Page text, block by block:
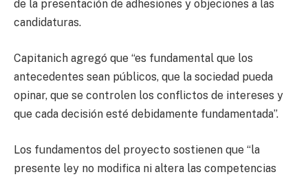
de la presentación de adhesiones y objeciones a las
candidaturas.
Capitanich agregó que “es fundamental que los
antecedentes sean públicos, que la sociedad pueda
opinar, que se controlen los conflictos de intereses y
que cada decisión esté debidamente fundamentada”.
Los fundamentos del proyecto sostienen que “la
presente ley no modifica ni altera las competencias